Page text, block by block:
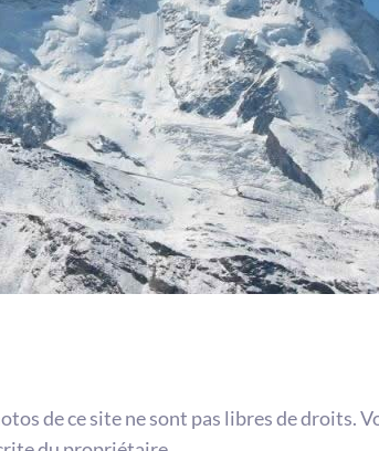
de ce site ne sont pas libres de droits.